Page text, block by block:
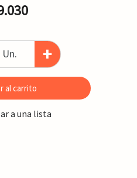
Un. +
al carrito
a una lista